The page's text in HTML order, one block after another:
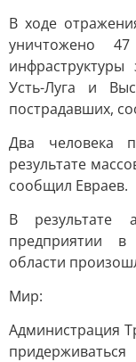
В ходе
уничтожено
Усть-Луга и
пострадавших,
Два человека
результате
сообщил Евраев.
В результате
предприятии в
области
Мир:
Администрация